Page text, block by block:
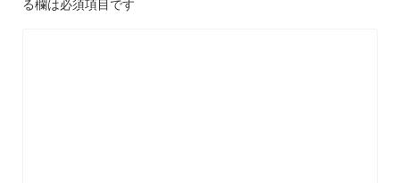
る欄は必須項目です